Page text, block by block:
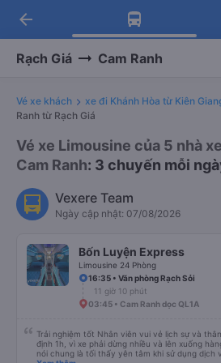
Tải app Vexere ngay!
Nhận ưu đãi thành viên
Tải app Vexere
-30k/ghế khi đặt vé máy
arrow_back
Rạch Giá Cam Ranh
Vé xe khách xe đi Khánh Hòa từ Kiên
Ranh từ Rạch Giá
Vé xe Limousine của 5 nhà
Cam Ranh: 3 chuyến mỗi
Vexere Team
Ngày cập nhật: 07/08/2026
Bốn Luyện Express
Limousine 24 Phòng
16:35 • Văn phòng Rạch Sỏi
11 giờ 10 phút
03:45 • Cam Ranh dọc QL1A
Trải nghiệm tốt Nhân viên vui vẻ lịch sự và
định 1h, vì xe phải dừng nhiều và lên xuống
nói chung là tối thấy yên tâm khi sử dụng dịch